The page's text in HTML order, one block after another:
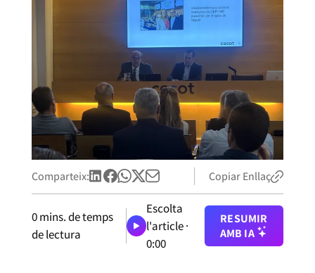
Comparteix: Copiar Enllaç
0mins. de temps
de lectura
Escolta
l'article ·
0:00
RESUMIR
AMB IA